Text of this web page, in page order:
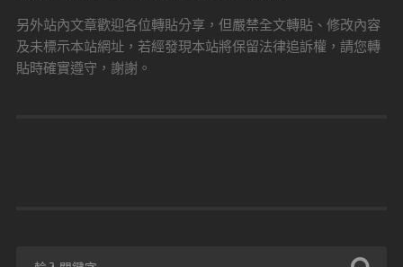
另外站內文章歡迎各位轉貼分享，但嚴禁全文轉貼、修改內容
及未標示本站網址，若經發現本站將保留法律追訴權，請您轉
貼時確實遵守，謝謝。